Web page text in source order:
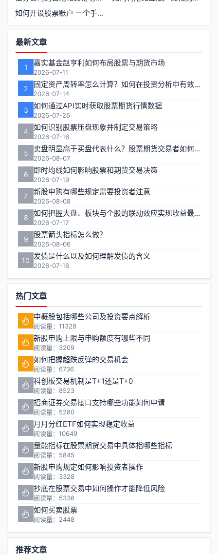
如何开设股票账户 一个手机号能否开通多个证券账户
功
能
区
最新文章
1 嘉实基金赵亨利如何布局股票与期货市场
2026-07-11
2 固定资产周转率怎么计算？如何在投资分析中有效运用？
2026-07-14
3 如何通过API实时获取股票期货行情数据
2026-07-26
4 如何识别股票压盘现象并制定交易策略
2026-07-16
5 卖盘明显高于买盘代表什么？股票期货交易者如何应对
2026-08-07
6 即时均线如何影响股票和期货交易决策
2026-07-19
7 新股申购有哪些规定需要投资者注意
2026-08-08
8 如何把握大盘、板块与个股的联动效应实现收益最大化？
2026-07-17
9 股票箭头指标怎么做？
2026-08-06
10 发债是什么以及如何理解发债的含义
2026-07-16
热门文章
中概股包括哪些公司及投资要点解析
阅读量：11328
新股申购上限与申购额度有哪些不同
阅读量：3209
如何把握超跌反弹的交易机会
阅读量：6736
科创板交易机制是T+1还是T+0
阅读量：8523
招商证券交易接口支持哪些功能如何申请
阅读量：5280
月月分红ETF如何实现稳定收益
阅读量：10649
量能指标在股票期货交易中具体指哪些指标
阅读量：5845
新股申购规定如何影响投资者操作
阅读量：3328
抄底在股票交易中如何操作才能降低风险
阅读量：5336
如何买卖股票
阅读量：2448
推荐文章